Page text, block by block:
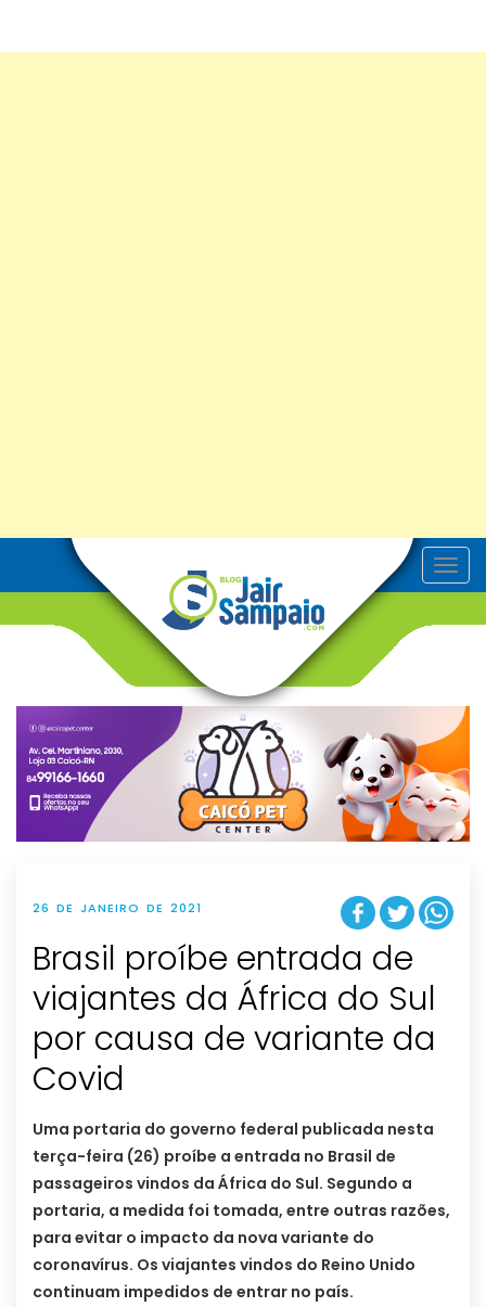
T
o
v
g
t
i
o
n
26 DE JANEIRO DE 2021
Brasil proíbe entrada de
viajantes da África do Sul
por causa de variante da
Covid
Uma portaria do governo federal publicada nesta
terça-feira (26) proíbe a entrada no Brasil de
passageiros vindos da África do Sul. Segundo a
portaria, a medida foi tomada, entre outras razões,
para evitar o impacto da nova variante do
coronavírus. Os viajantes vindos do Reino Unido
continuam impedidos de entrar no país.